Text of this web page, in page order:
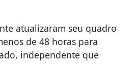
atualizaram seu quadro
de 48 horas para
independente que